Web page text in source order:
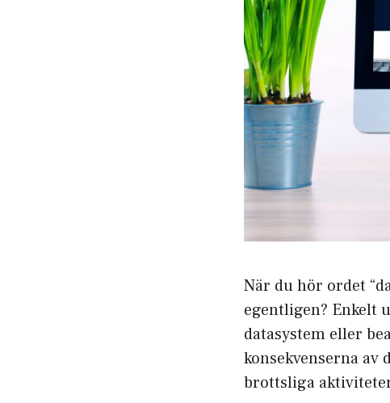
När du hör ordet
egentligen? Enkelt
datasystem eller
konsekvenserna
brottsliga